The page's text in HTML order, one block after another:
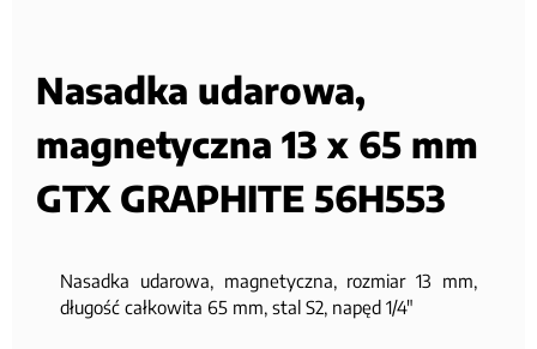
Nasadka udarowa,
magnetyczna 13 x 65 mm
GTX GRAPHITE 56H553
Nasadka udarowa, magnetyczna, rozmiar 13 mm,
długość całkowita 65 mm, stal S2, napęd 1/4"